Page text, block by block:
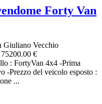
Forty Van
Giuliano Vecchio
75200.00 €
: FortyVan 4x4 -Prima
-Prezzo del veicolo esposto :
...